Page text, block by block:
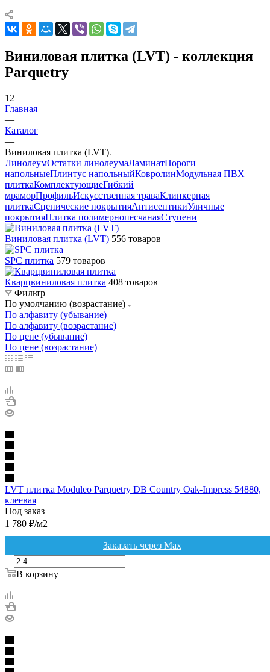
Виниловая плитка (LVT) - коллекция
Parquetry
12
Главная
—
Каталог
—
Виниловая плитка (LVT)
ЛинолеумОстатки линолеумаЛаминатПороги
напольныеПлинтус напольныйКовролинМодульная ПВХ
плиткаКомплектующиеГибкий
мраморПрофильИскусственная траваКлинкерная
плиткаСценические покрытияАнтисептикиУличные
покрытияПлитка полимернопесчанаяСтупени
Виниловая плитка (LVT) 556 товаров
SPC плитка 579 товаров
Кварцвиниловая плитка 408 товаров
Фильтр
По умолчанию (возрастание)
По алфавиту (убывание)
По алфавиту (возрастание)
По цене (убывание)
По цене (возрастание)
LVT плитка Moduleo Parquetry DB Country Oak-Impress 54880,
клеевая
Под заказ
1 780 ₽/м2
Заказать через Max
В корзину